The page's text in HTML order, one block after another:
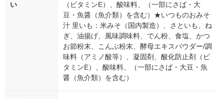
い
（ビタミンE）、酸味料、（一部にさば・大
豆・魚醤（魚介類）を含む）★いつものおみそ
汁 里いも：米みそ（国内製造）、さといも、ね
ぎ、油揚げ、風味調味料、でん粉、食塩、かつ
お節粉末、こんぶ粉末、酵母エキスパウダー/調
味料（アミノ酸等）、凝固剤、酸化防止剤（ビ
タミンE）、酸味料、（一部にさば・大豆・魚
醤（魚介類）を含む）